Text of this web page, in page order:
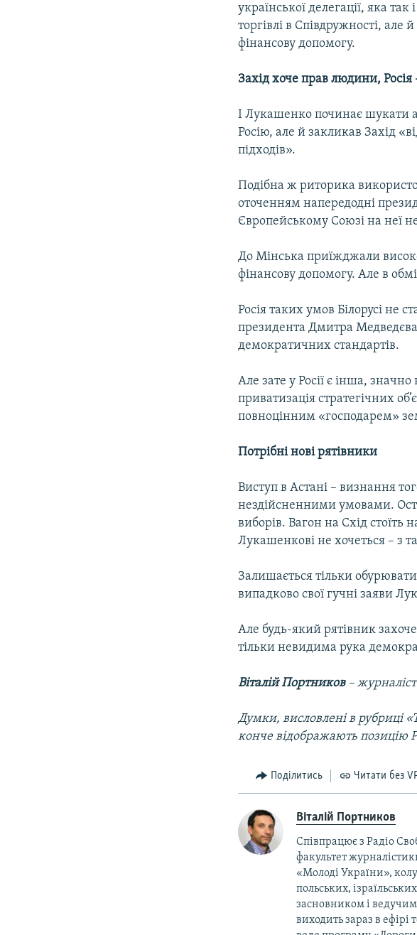
української делегації, яка
торгівлі в Співдружності, але
фінансову допомогу.
Захід хоче прав людини,
І Лукашенко починає шукати
Росію, але й закликав Захід
підходів».
Подібна ж риторика
оточенням напередодні
Європейському Союзі на неї
До Мінська приїжджали
фінансову допомогу. Але в
Росія таких умов Білорусі не
президента Дмитра
демократичних стандартів.
Але зате у Росії є інша,
приватизація стратегічних
повноцінним «господарем»
Потрібні нові рятівники
Виступ в Астані – визнання
нездійсненними умовами.
виборів. Вагон на Схід стоїть
Лукашенкові не хочеться – з
Залишається тільки
випадково свої гучні заяви
Але будь-який рятівник
тільки невидима рука
Віталій Портников–
Думки, висловлені в рубриці
конче відображають позицію
Поділитись Читати без
Віталій Портников
Співпрацює з Радіо
факультет
«Молоді України»,
польських,
засновником і ведучим
виходить зараз в ефірі